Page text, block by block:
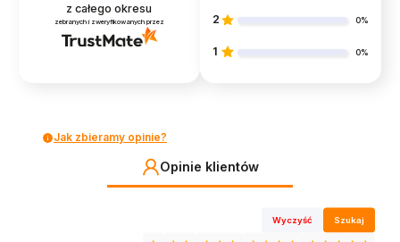
z całego okresu
zebranych i zweryfikowanych przez 2 0%
1 0%
Jak zbieramy opinie?
Opinie klientów
Wyczyść Szukaj